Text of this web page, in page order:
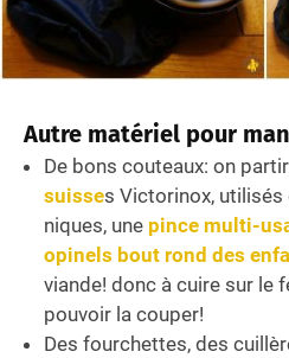
Autre matériel pour
De bons couteaux: on
suisses Victorinox,
niques, une pince multi-
opinels bout rond des
viande! donc à cuire sur le
pouvoir la couper!
Des fourchettes, des